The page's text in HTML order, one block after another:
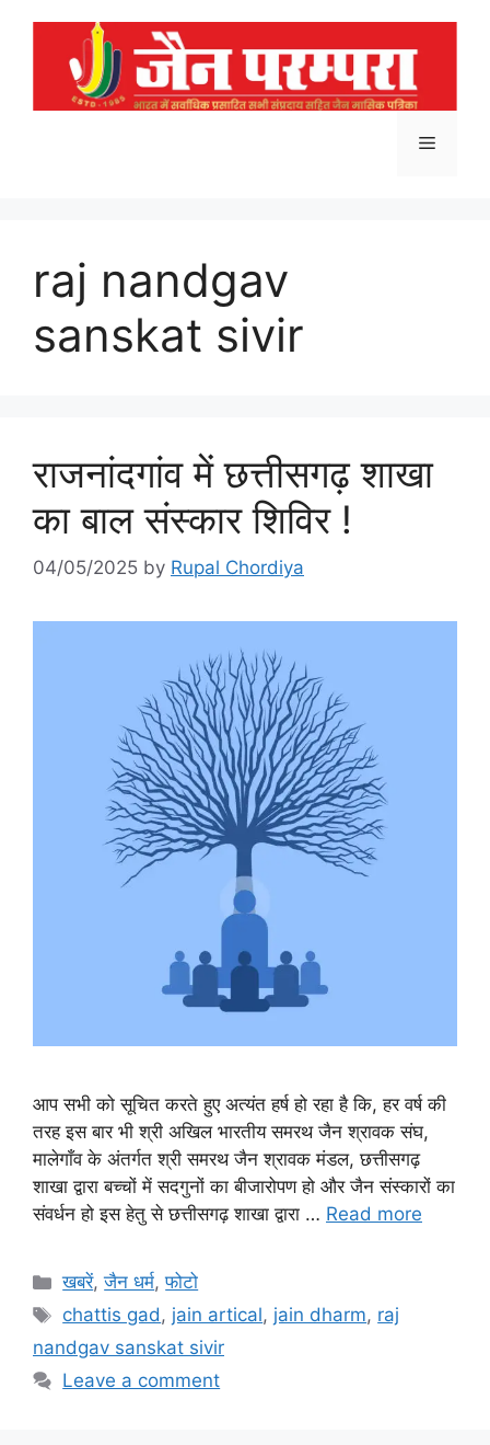
Menu
raj nandgav
sanskat sivir
राजनांदगांव में छत्तीसगढ़ शाखा
का बाल संस्कार शिविर !
04/05/2025 by Rupal Chordiya
आप सभी को सूचित करते हुए अत्यंत हर्ष हो रहा है कि, हर वर्ष की
तरह इस बार भी श्री अखिल भारतीय समरथ जैन श्रावक संघ,
मालेगाँव के अंतर्गत श्री समरथ जैन श्रावक मंडल, छत्तीसगढ़
शाखा द्वारा बच्चों में सदगुनों का बीजारोपण हो और जैन संस्कारों का
संवर्धन हो इस हेतु से छत्तीसगढ़ शाखा द्वारा … Read more
Categories
खबरें,जैन धर्म,फोटो
Tags
chattis gad, jain artical, jain dharm, raj
nandgav sanskat sivir
Leave a comment